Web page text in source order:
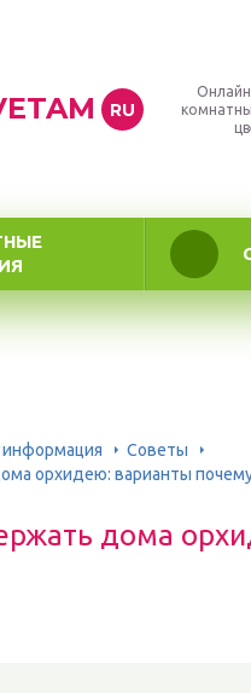
RU
информация
Советы
орхидею: варианты
дома